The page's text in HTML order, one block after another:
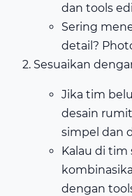
dan tools
Sering
detail?
Sesuaikan
Jika tim
desain
simpel dan
Kalau di tim
dengan